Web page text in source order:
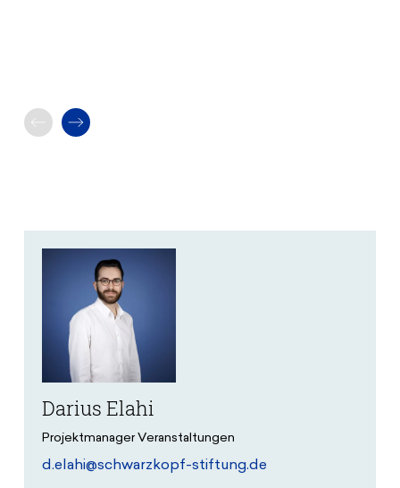
Zurückblättern
Weiterblättern
Darius Elahi
Projektmanager Veranstaltungen
d.elahi@schwarzkopf-stiftung.de